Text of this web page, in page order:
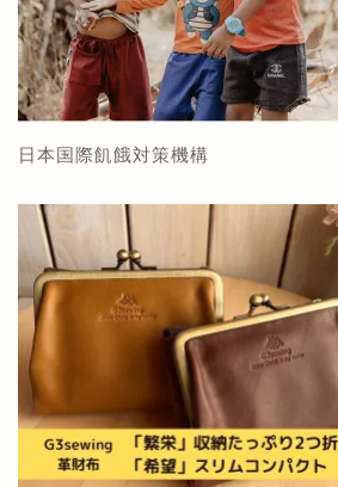
日本国際飢餓対策機構